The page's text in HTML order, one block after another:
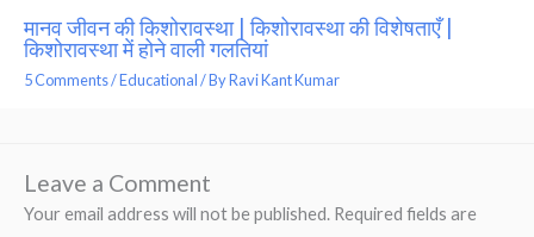
मानव जीवन की किशोरावस्था | किशोरावस्था की विशेषताएँ |
किशोरावस्था में होने वाली गलतियां
5 Comments/Educational/ ByRavi Kant Kumar
Leave a Comment
Your email address will not be published. Required fields are